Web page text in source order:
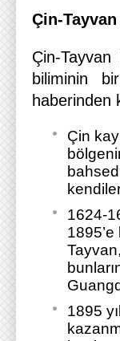
Çin-
Çin-
biliminin
haberinden
Çin
1624-
1895